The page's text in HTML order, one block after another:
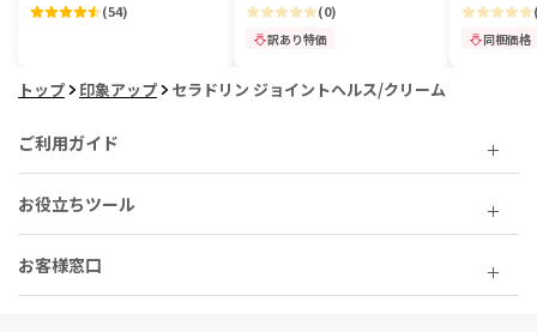
(54) (0)
訳あり特価 同梱価格
トップ 印象アップ セラドリン ジョイントヘルス/クリーム
ご利用ガイド
お役立ちツール
お客様窓口